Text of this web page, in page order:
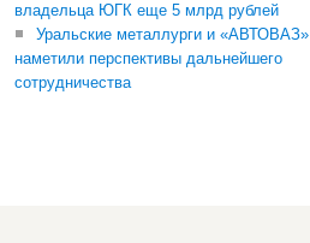
владельца ЮГК еще 5 млрд рублей
Уральские металлурги и «АВТОВАЗ»
наметили перспективы дальнейшего
сотрудничества